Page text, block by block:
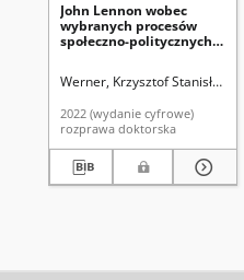
John Lennon wobec
wybranych procesów
społeczno-politycznych
Werner, Krzysztof Stanisław
2022 (wydanie cyfrowe)
rozprawa doktorska